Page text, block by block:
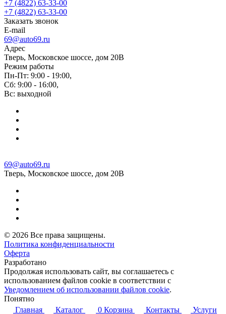
+7 (4822) 63-33-00
+7 (4822) 63-33-00
Заказать звонок
E-mail
69@auto69.ru
Адрес
Тверь, Московское шоссе, дом 20В
Режим работы
Пн-Пт: 9:00 - 19:00,
Сб: 9:00 - 16:00,
Вс: выходной
69@auto69.ru
Тверь, Московское шоссе, дом 20В
© 2026 Все права защищены.
Политика конфиденциальности
Оферта
Разработано
Продолжая использовать сайт, вы соглашаетесь с
использованием файлов cookie в соответствии с
Уведомлением об использовании файлов cookie.
Понятно
Главная
Каталог 0 Корзина Контакты Услуги